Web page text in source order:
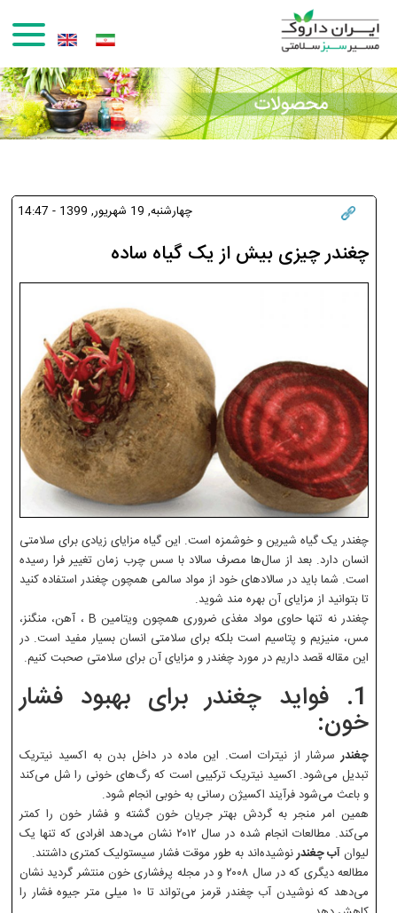
رفتن به محتوای اصلی
چهارشنبه, 19 شهريور, 1399 - 14:47
چغندر چیزی بیش از یک گیاه ساده
چغندر یک گیاه شیرین و خوشمزه است. این گیاه مزایای زیادی برای سلامتی
انسان دارد. بعد از سال‌ها مصرف سالاد با سس چرب زمان تغییر فرا رسیده
است. شما باید در سالادهای خود از مواد سالمی همچون چغندر استفاده کنید
تا بتوانید از مزایای آن بهره مند شوید.
چغندر نه تنها حاوی مواد مغذی ضروری همچون ویتامین B ، آهن، منگنز،
مس، منیزیم و پتاسیم است بلکه برای سلامتی انسان بسیار مفید است. در
این مقاله قصد داریم در مورد چغندر و مزایای آن برای سلامتی صحبت کنیم.
1. فواید چغندر برای بهبود فشار
خون:
چغندرسرشار از نیترات است. این ماده در داخل بدن به اکسید نیتریک
تبدیل می‌شود. اکسید نیتریک ترکیبی است که رگ‌های خونی را شل می‌کند
و باعث می‌شود فرآیند اکسیژن رسانی به خوبی انجام شود.
همین امر منجر به گردش بهتر جریان خون گشته و فشار خون را کمتر
می‌کند. مطالعات انجام شده در سال ۲۰۱۲ نشان می‌دهد افرادی که تنها یک
لیوانآب چغندرنوشیده‌اند به طور موقت فشار سیستولیک کمتری داشتند.
مطالعه دیگری که در سال ۲۰۰۸ و در مجله پرفشاری خون منتشر گردید نشان
می‌دهد که نوشیدن آب چغندر قرمز می‌تواند تا ۱۰ میلی متر جیوه فشار را